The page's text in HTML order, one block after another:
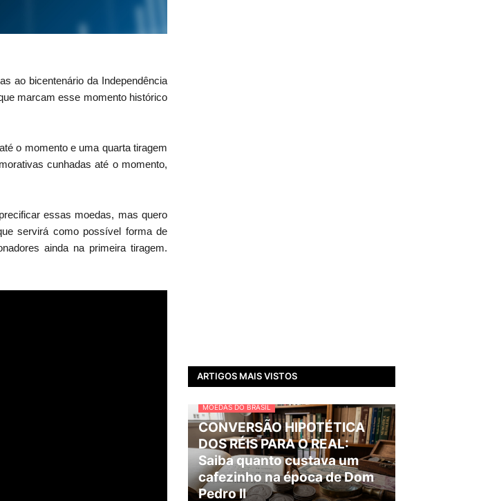
ao bicentenário da Independência
marcam esse momento histórico
o momento e uma quarta tiragem
cunhadas até o momento,
essas moedas, mas quero
servirá como possível forma de
ainda na primeira tiragem.
ARTIGOS MAIS VISTOS
MOEDAS DO BRASIL
CONVERSÃO HIPOTÉTICA
DOS RÉIS PARA O REAL:
Saiba quanto custava um
cafezinho na época de Dom
Pedro II